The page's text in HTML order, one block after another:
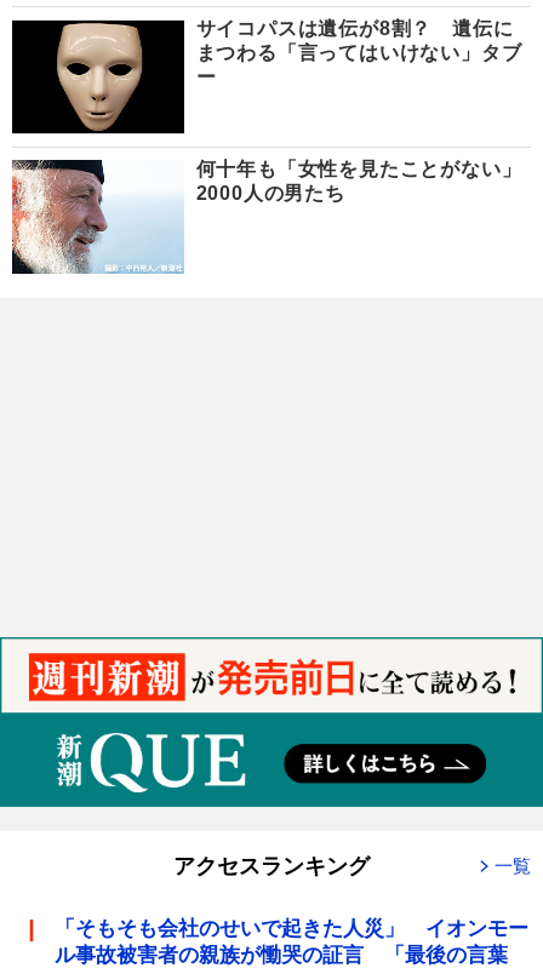
サイコパスは遺伝が8割？ 遺伝に
まつわる「言ってはいけない」タブ
ー
何十年も「女性を見たことがない」
2000人の男たち
アクセスランキング 一覧
「そもそも会社のせいで起きた人災」 イオンモー
ル事故被害者の親族が慟哭の証言 「最後の言葉